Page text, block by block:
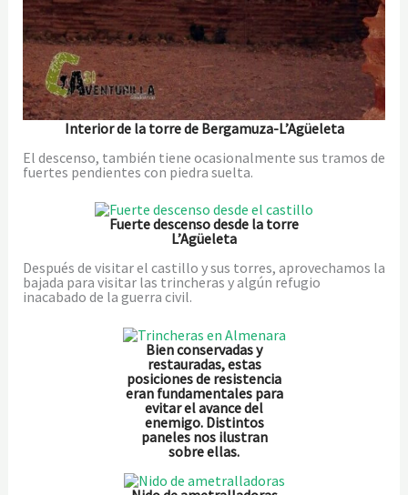
Interior de la torre de Bergamuza-L’Agüeleta
El descenso, también tiene ocasionalmente sus tramos de
fuertes pendientes con piedra suelta.
Fuerte descenso desde la torre
L’Agüeleta
Después de visitar el castillo y sus torres, aprovechamos la
bajada para visitar las trincheras y algún refugio
inacabado de la guerra civil.
Bien conservadas y
restauradas, estas
posiciones de resistencia
eran fundamentales para
evitar el avance del
enemigo. Distintos
paneles nos ilustran
sobre ellas.